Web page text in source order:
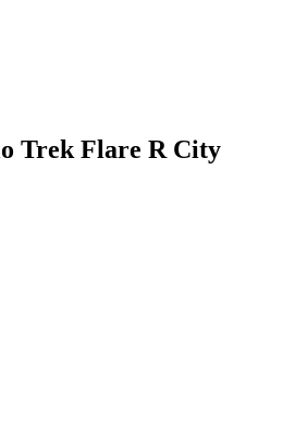
Trek Flare R City